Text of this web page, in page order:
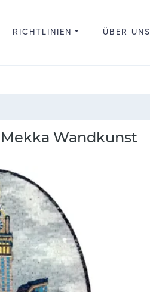
RICHTLINIEN ÜBER UNS
Wandkunst